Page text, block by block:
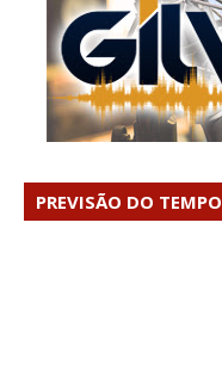
PREVISÃO DO TEMPO